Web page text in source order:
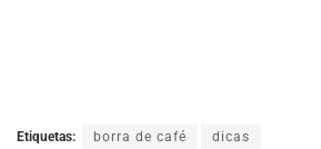
Etiquetas: borra de café dicas